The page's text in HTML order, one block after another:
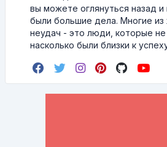
вы можете оглянуться назад и
были большие дела. Многие из
неудач - это люди, которые не
насколько были близки к